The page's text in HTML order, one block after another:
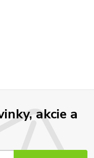
akcie a